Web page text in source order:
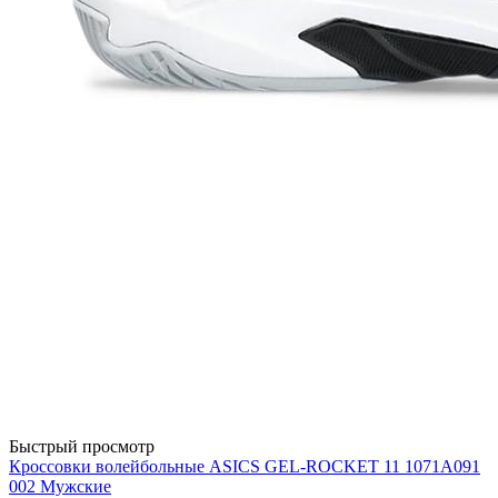
Быстрый просмотр
Кроссовки волейбольные ASICS GEL-ROCKET 11 1071A091
002 Мужские